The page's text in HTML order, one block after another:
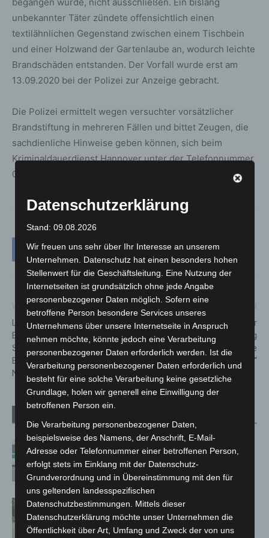
unbekannter Täter zündete offensichtlich einen
textilähnlichen Gegenstand zwischen einem Tischbein
und einer Holzwand der Gartenlaube an, wodurch leichte
Brandschäden entstanden. Der Vorfall wurde erst am
13.09.2020 bei der Polizei zur Anzeige gebracht.
Die Polizei ermittelt wegen versuchter vorsätzlicher
Brandstiftung in mehreren Fällen und bittet Zeugen, die
sachdienliche Hinweise geben können, sich beim
Kriminaldauerdienst Hannover unter der Telefonnummer
0511 109-5555 zu melden.
Vorheriger Artikel
Landesweite Aktion zur
Bekämpfung der
Schwarzarbeit und illegalen
Beschäftigung in
Niedersachsen
Stadtbibliothek Hannover
präsentiert Buchausstellung
„Depression – die
unterschätzte Krankheit“
Niedersachsen: Feuerwehrkräfte
kehren nach Waldbrandeinsatz aus
Spanien zurück
Brand im „Haus der Begegnung“ in
Neuwarmbüchen schnell eingedämmt
Datenschutzerklärung
Stand: 09.08.2026
Wir freuen uns sehr über Ihr Interesse an unserem
Unternehmen. Datenschutz hat einen besonders hohen
Stellenwert für die Geschäftsleitung. Eine Nutzung der
Internetseiten ist grundsätzlich ohne jede Angabe
personenbezogener Daten möglich. Sofern eine
betroffene Person besondere Services unseres
Unternehmens über unsere Internetseite in Anspruch
nehmen möchte, könnte jedoch eine Verarbeitung
personenbezogener Daten erforderlich werden. Ist die
Verarbeitung personenbezogener Daten erforderlich und
besteht für eine solche Verarbeitung keine gesetzliche
Grundlage, holen wir generell eine Einwilligung der
betroffenen Person ein.
Die Verarbeitung personenbezogener Daten,
beispielsweise des Namens, der Anschrift, E-Mail-
Adresse oder Telefonnummer einer betroffenen Person,
erfolgt stets im Einklang mit der Datenschutz-
Grundverordnung und in Übereinstimmung mit den für
uns geltenden landesspezifischen
Datenschutzbestimmungen. Mittels dieser
Datenschutzerklärung möchte unser Unternehmen die
Öffentlichkeit über Art, Umfang und Zweck der von uns